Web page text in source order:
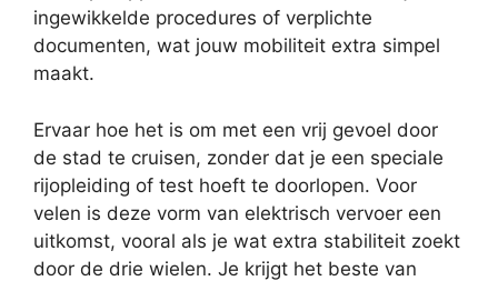
ingewikkelde procedures of verplichte
documenten, wat jouw mobiliteit extra simpel
maakt.
Ervaar hoe het is om met een vrij gevoel door
de stad te cruisen, zonder dat je een speciale
rijopleiding of test hoeft te doorlopen. Voor
velen is deze vorm van elektrisch vervoer een
uitkomst, vooral als je wat extra stabiliteit zoekt
door de drie wielen. Je krijgt het beste van